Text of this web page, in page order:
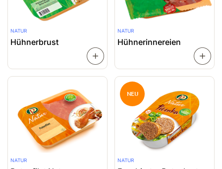
NATUR
Hühnerbrust
NATUR
Hühnerinnereien
NATUR
NEU
NATUR